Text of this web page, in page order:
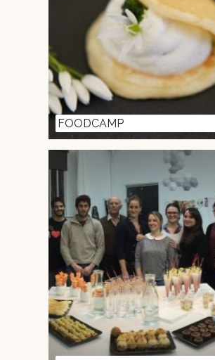
FOODCAMP